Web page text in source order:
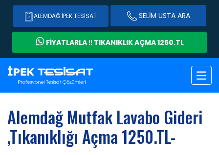
ALEMDAĞ İPEK TESISAT SELİM USTA ARA
FİYATLARLA ‼️ TIKANIKLIK AÇMA 1250.TL
Alemdağ Mutfak Lavabo Gideri
,Tıkanıklığı Açma 1250.TL-